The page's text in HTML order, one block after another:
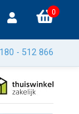
0
- 512 866